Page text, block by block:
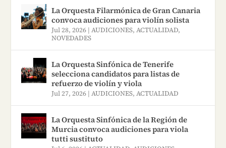
La Orquesta Filarmónica de Gran Canaria
convoca audiciones para violín solista
Jul 28, 2026 |AUDICIONES,ACTUALIDAD,
NOVEDADES
La Orquesta Sinfónica de Tenerife
selecciona candidatos para listas de
refuerzo de violín y viola
Jul 27, 2026 |AUDICIONES,ACTUALIDAD
La Orquesta Sinfónica de la Región de
Murcia convoca audiciones para viola
tutti sustituto